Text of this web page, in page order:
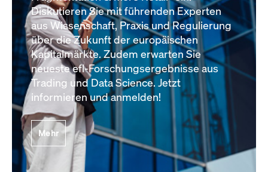
Diskutieren Sie mit führenden Experten
aus Wissenschaft, Praxis und Regulierung
über die Zukunft der europäischen
Kapitalmärkte. Zudem erwarten Sie
neueste efl-Forschungsergebnisse aus
Trading und Data Science. Jetzt
informieren und anmelden!
Mehr